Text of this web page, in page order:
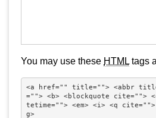
You may use these HTML tags
<a href="" title=""> <abbr
=""> <b> <blockquote cite="">
tetime=""> <em> <i> <q
g>